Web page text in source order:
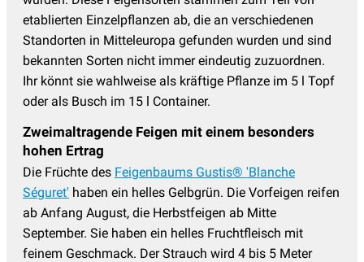
etablierten Einzelpflanzen ab, die an verschiedenen
Standorten in Mitteleuropa gefunden wurden und sind
bekannten Sorten nicht immer eindeutig zuzuordnen.
Ihr könnt sie wahlweise als kräftige Pflanze im 5 l Topf
oder als Busch im 15 l Container.
Zweimaltragende Feigen mit einem besonders
hohen Ertrag
Die Früchte des Feigenbaums Gustis® 'Blanche
Séguret' haben ein helles Gelbgrün. Die Vorfeigen reifen
ab Anfang August, die Herbstfeigen ab Mitte
September. Sie haben ein helles Fruchtfleisch mit
feinem Geschmack. Der Strauch wird 4 bis 5 Meter